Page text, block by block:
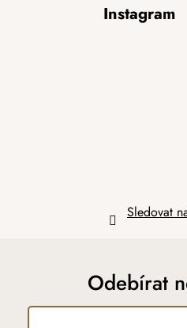
Instagram
Sledovat
Odebírat